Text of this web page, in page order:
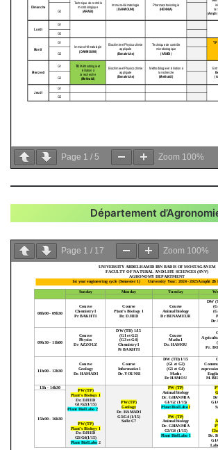
Page 1 / 5 Zoom 100%
Département
Page 1 / 17 Zoom 100%